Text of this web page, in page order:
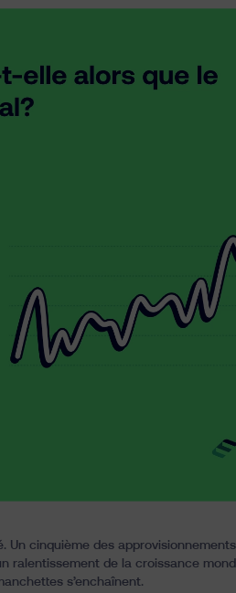
Un cinquième des
ralentissement de la croissance
s’enchaînent.